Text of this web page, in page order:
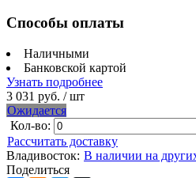
Способы оплаты
Наличными
Банковской картой
Узнать подробнее
3 031 руб. / шт
Ожидается
Кол-во:
Рассчитать доставку
Владивосток: В наличии на
Поделиться